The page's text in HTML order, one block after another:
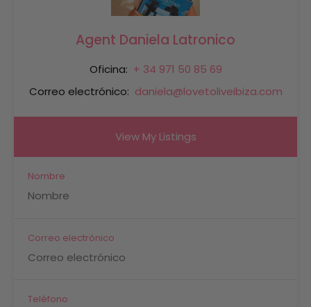
Agent Daniela Latronico
Oficina: + 34 971 50 85 69
Correo electrónico: daniela@lovetoliveibiza.com
View My Listings
Nombre
Correo electrónico
Teléfono